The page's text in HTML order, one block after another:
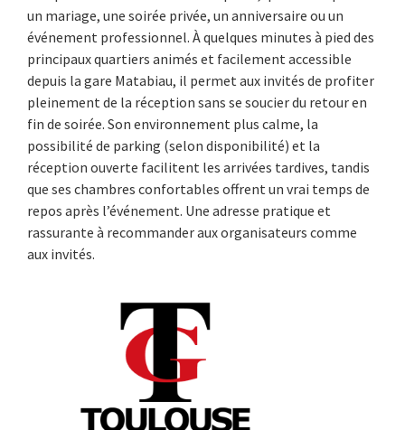
un mariage, une soirée privée, un anniversaire ou un
événement professionnel. À quelques minutes à pied des
principaux quartiers animés et facilement accessible
depuis la gare Matabiau, il permet aux invités de profiter
pleinement de la réception sans se soucier du retour en
fin de soirée. Son environnement plus calme, la
possibilité de parking (selon disponibilité) et la
réception ouverte facilitent les arrivées tardives, tandis
que ses chambres confortables offrent un vrai temps de
repos après l’événement. Une adresse pratique et
rassurante à recommander aux organisateurs comme
aux invités.